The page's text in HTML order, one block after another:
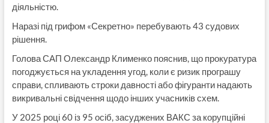
діяльністю.
Наразі під грифом «Секретно» перебувають 43 судових
рішення.
Голова САП Олександр Клименко пояснив, що прокуратура
погоджується на укладення угод, коли є ризик програшу
справи, спливають строки давності або фігуранти надають
викривальні свідчення щодо інших учасників схем.
У 2025 році 60 із 95 осіб, засуджених ВАКС за корупційні